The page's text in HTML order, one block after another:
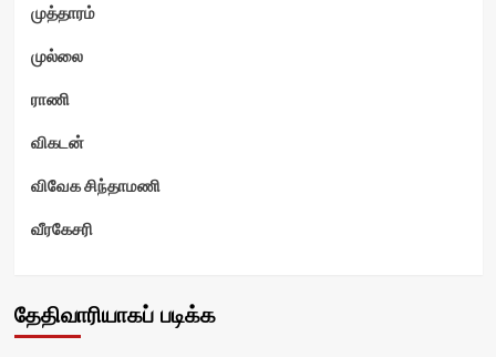
முத்தாரம்
முல்லை
ராணி
விகடன்
விவேக சிந்தாமணி
வீரகேசரி
தேதிவாரியாகப் படிக்க